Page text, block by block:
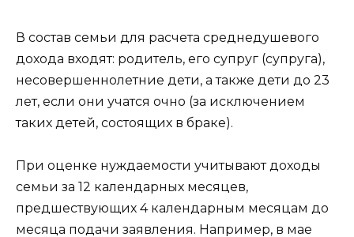
В состав семьи для расчета среднедушевого
дохода входят: родитель, его супруг (супруга),
несовершеннолетние дети, а также дети до 23
лет, если они учатся очно (за исключением
таких детей, состоящих в браке).
При оценке нуждаемости учитывают доходы
семьи за 12 календарных месяцев,
предшествующих 4 календарным месяцам до
месяца подачи заявления. Например, в мае